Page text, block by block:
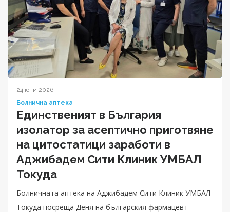
24 юни 2026
Болнична аптека
Единственият в България
изолатор за асептично приготвяне
на цитостатици заработи в
Аджибадем Сити Клиник УМБАЛ
Токуда
Болничната аптека на Аджибадем Сити Клиник УМБАЛ
Токуда посреща Деня на българския фармацевт